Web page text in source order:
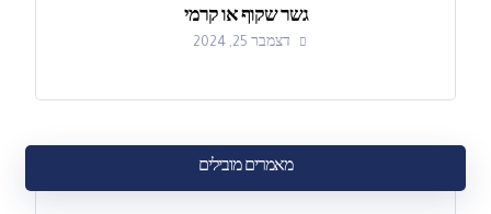
גשר שקוף או קרמי
דצמבר 25, 2024
מאמרים מובילים